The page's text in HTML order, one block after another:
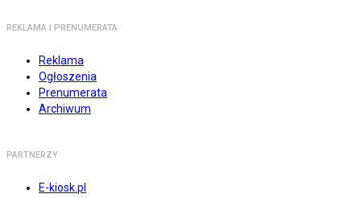
REKLAMA I PRENUMERATA
Reklama
Ogłoszenia
Prenumerata
Archiwum
PARTNERZY
E-kiosk.pl